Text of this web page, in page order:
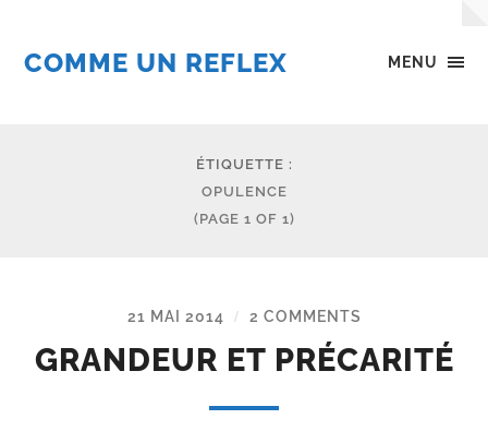
MENU
COMME UN REFLEX
ÉTIQUETTE :
OPULENCE
(PAGE 1 OF 1)
21 MAI 2014 / 2 COMMENTS
GRANDEUR ET PRÉCARITÉ